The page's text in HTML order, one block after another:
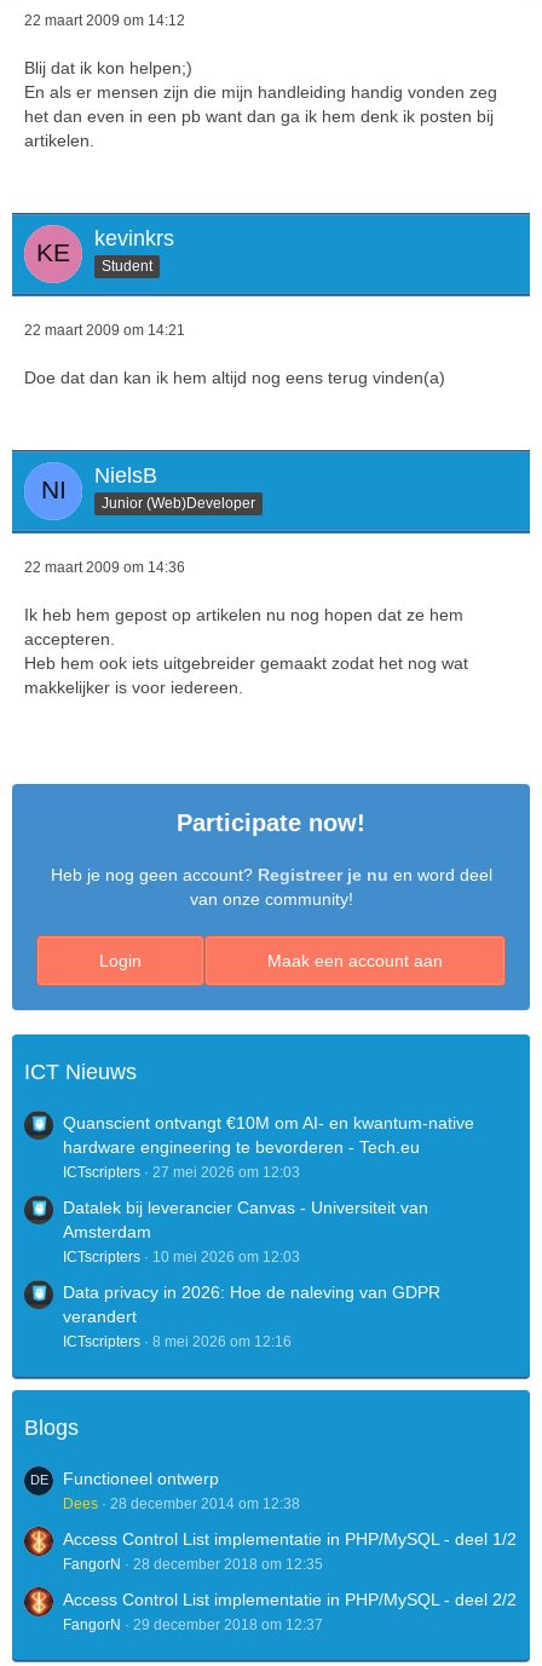
Hier boven heb ik een voorbeeld code gemaakt test het
Let wel op als je browser sluit gaat sessie weg..
Het kan trouwens zijn dat hier fouten in zitten ik heb het net
uit de hand geschreven op cp..
En misschien als mensen hier uit leren is dit een handige
22 maart 2009 om 14:12
Blij dat ik kon helpen;)
En als er mensen zijn die mijn handleiding handig vonden zeg
het dan even in een pb want dan ga ik hem denk ik posten bij
artikelen.
kevinkrs
Student
22 maart 2009 om 14:21
Doe dat dan kan ik hem altijd nog eens terug vinden(a)
NielsB
Junior (Web)Developer
22 maart 2009 om 14:36
Ik heb hem gepost op artikelen nu nog hopen dat ze hem
accepteren.
Heb hem ook iets uitgebreider gemaakt zodat het nog wat
makkelijker is voor iedereen.
Participate now!
Heb je nog geen account? Registreer je nu en word deel
van onze community!
Maak een account aan
Login
ICT Nieuws
Quanscient ontvangt €10M om AI- en kwantum-native
hardware engineering te bevorderen - Tech.eu
ICTscripters 27 mei 2026 om 12:03
Datalek bij leverancier Canvas - Universiteit van
Amsterdam
ICTscripters 10 mei 2026 om 12:03
Data privacy in 2026: Hoe de naleving van GDPR
verandert
ICTscripters 8 mei 2026 om 12:16
Blogs
Functioneel ontwerp
Dees 28 december 2014 om 12:38
Access Control List implementatie in PHP/MySQL - deel 1/2
FangorN 28 december 2018 om 12:35
Access Control List implementatie in PHP/MySQL - deel 2/2
FangorN 29 december 2018 om 12:37